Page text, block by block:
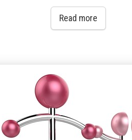
Read more